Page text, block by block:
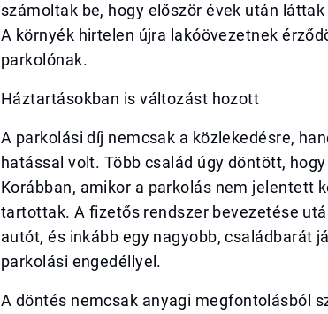
számoltak be, hogy először évek után
A környék hirtelen újra lakóövezetnek
parkolónak.
Háztartásokban is változást hozott
A parkolási díj nemcsak a közlekedésre,
hatással volt. Több család úgy döntött,
Korábban, amikor a parkolás nem jelentett
tartottak. A fizetős rendszer bevezetése
autót, és inkább egy nagyobb, családbarát
parkolási engedéllyel.
A döntés nemcsak anyagi megfontolásból